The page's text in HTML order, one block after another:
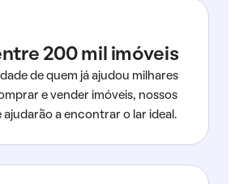
200 mil imóveis
de quem já ajudou milhares
e vender imóveis, nossos
ajudarão a encontrar o lar ideal.